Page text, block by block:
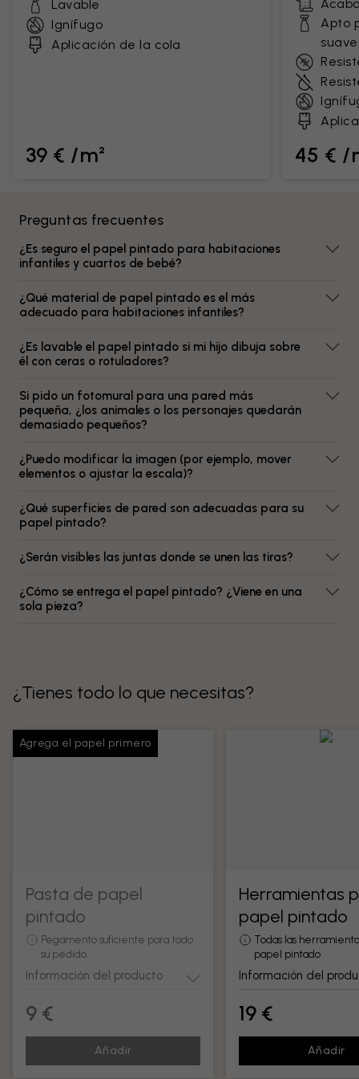
Lavable
Ignífugo
Aplicación de la cola
39 € /m²
Apto
45 € /
Preguntas frecuentes
¿Es seguro el papel pintado para habitaciones
infantiles y cuartos de bebé?
¿Qué material de papel pintado es el más
adecuado para habitaciones infantiles?
¿Es lavable el papel pintado si mi hijo dibuja sobre
él con ceras o rotuladores?
Si pido un fotomural para una pared más
pequeña, ¿los animales o los personajes quedarán
demasiado pequeños?
¿Puedo modificar la imagen (por ejemplo, mover
elementos o ajustar la escala)?
¿Qué superficies de pared son adecuadas para su
papel pintado?
¿Serán visibles las juntas donde se unen las tiras?
¿Cómo se entrega el papel pintado? ¿Viene en una
sola pieza?
¿Tienes todo lo que necesitas?
Agrega el papel primero
Pasta de papel
pintado
Pegamento suficiente para todo
su pedido
Información del producto
9 €
Añadir
Herramientas
papel pintado
Todas las
papel pintado
Información del
19 €
Añadir